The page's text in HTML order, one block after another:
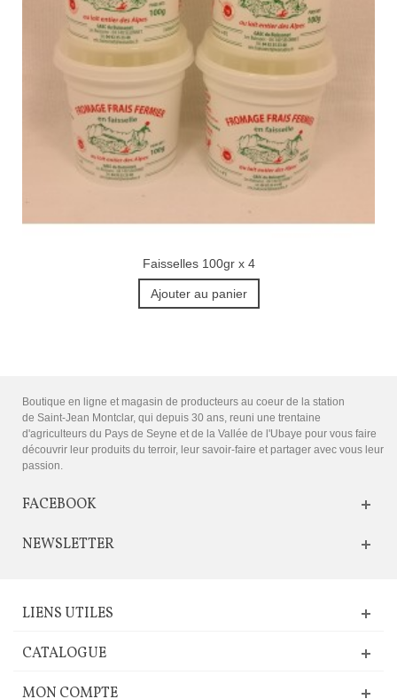
Faisselles 100gr x 4
Ajouter au panier
Boutique en ligne et magasin de producteurs au coeur de la station
de Saint-Jean Montclar, qui depuis 30 ans, reuni une trentaine
d'agriculteurs du Pays de Seyne et de la Vallée de l'Ubaye pour vous faire
découvrir leur produits du terroir, leur savoir-faire et partager avec vous leur
passion.
FACEBOOK
NEWSLETTER
LIENS UTILES
CATALOGUE
MON COMPTE